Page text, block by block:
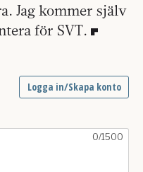
Jag kommer själv
för SVT.